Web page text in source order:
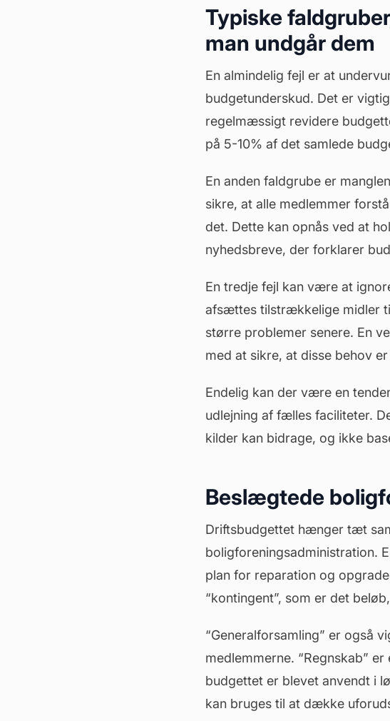
Typiske
man undgår dem
En almindelig fejl er at
budgetunderskud. Det er
regelmæssigt revidere
på 5-10% af det samlede
En anden faldgrube er
sikre, at alle medlemmer
det. Dette kan opnås ved at
nyhedsbreve, der forklarer
En tredje fejl kan være at
afsættes tilstrækkelige midler
større problemer senere. En
med at sikre, at disse behov
Endelig kan der være en
udlejning af fælles faciliteter.
kilder kan bidrage, og ikke
Beslægtede
Driftsbudgettet hænger tæt
boligforeningsadministration.
plan for reparation og
“kontingent”, som er det
“Generalforsamling” er også
medlemmerne. “Regnskab”
budgettet er blevet anvendt i
kan bruges til at dække